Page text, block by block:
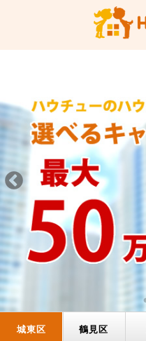
城東区 鶴見区